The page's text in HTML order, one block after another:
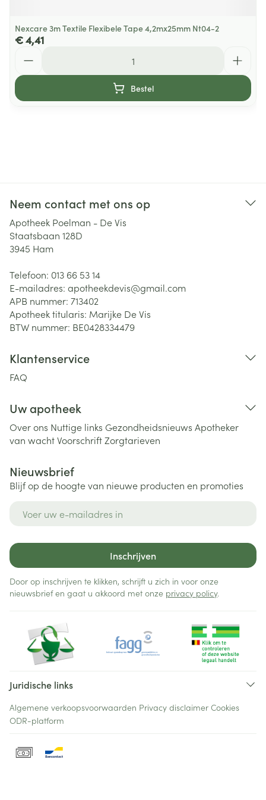
Nexcare 3m Textile Flexibele Tape 4,2mx25mm Nt04-2
€ 4,41
Bestel
Neem contact met ons op
Apotheek Poelman - De Vis
Staatsbaan 128D
3945 Ham
Telefoon: 013 66 53 14
E-mailadres: apotheekdevis@gmail.com
APB nummer: 713402
Apotheek titularis: Marijke De Vis
BTW nummer: BE0428334479
Klantenservice
FAQ
Uw apotheek
Over ons Nuttige links Gezondheidsnieuws Apotheker
van wachtVoorschriftZorgtarieven
Nieuwsbrief
Blijf op de hoogte van nieuwe producten en promoties
Inschrijven
Door op inschrijven te klikken, schrijft u zich in voor onze
nieuwsbrief en gaat u akkoord met onze privacy policy.
Juridische links
Algemene verkoopsvoorwaarden Privacy disclaimer Cookies
ODR-platform